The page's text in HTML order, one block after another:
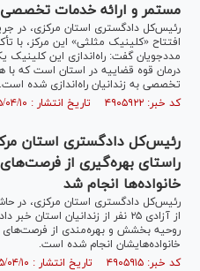
مستمر و ارائه خدمات تخصصی
رئیس‌کل دادگستری استان مرکزی، در
افتتاح «کلینیک مثلثی» این مرکز، با
مددجویان گفت: راه‌اندازی این کلینیک
درمان قوه قضاییه در استان است که
تخصصی به زندانیان راه‌اندازی شده است.
کد خبر: ۴۹۰۵۹۲۲ تاریخ انتشار : ۱۴۰۵/۰۴/۱۰
راستای بهره‌گیری از
خانواده‌ها انجام شد
رئیس‌کل دادگستری استان مرکزی، در
از آزادی ۲۵ نفر از زندانیان
روحیه بخشش و بهره‌مندی از فرصت‌های
خانواده‌هایشان انجام شده است.
کد خبر: ۴۹۰۵۹۱۵ تاریخ انتشار : ۱۴۰۵/۰۴/۱۰